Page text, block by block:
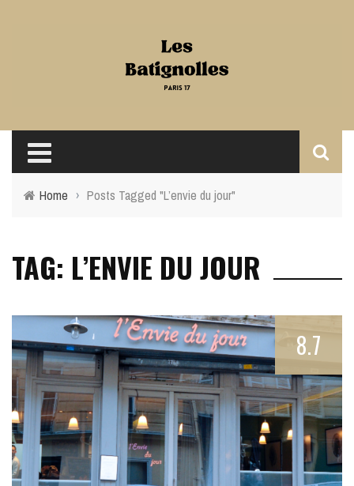
Home › Posts Tagged "L’envie du jour"
TAG: L’ENVIE DU JOUR
8.7